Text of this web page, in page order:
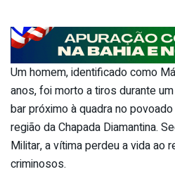
Um homem, identificado como
anos, foi morto a tiros durante
bar próximo à quadra no
região da Chapada Diamantina.
Militar, a vítima perdeu a vida ao
criminosos.